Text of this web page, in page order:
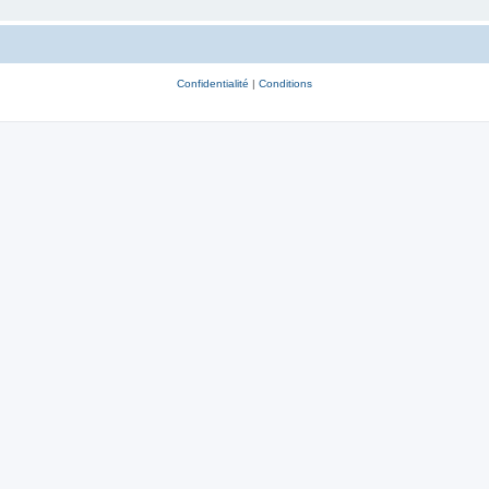
Confidentialité | Conditions